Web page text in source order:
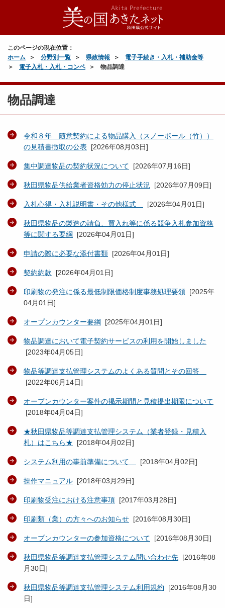
このページの現在位置：
ホーム
分野別一覧 県政情報
電子手続き・入札・補助金等
電子入札・入札・コンペ
物品調達
物品調達
令和８年 随意契約による物品購入（スノーポール（竹））
の見積書徴取の公表 [2026年08月03日]
集中調達物品の契約状況について [2026年07月16日]
秋田県物品供給業者資格効力の停止状況 [2026年07月09日]
入札心得・入札説明書・その他様式 [2026年04月01日]
秋田県物品の製造の請負、買入れ等に係る競争入札参加資格
等に関する要綱
[2026年04月01日]
申請の際に必要な添付書類 [2026年04月01日]
契約約款 [2026年04月01日]
印刷物の発注に係る最低制限価格制度事務処理要領 [2025年
04月01日]
オープンカウンター要綱 [2025年04月01日]
物品調達において電子契約サービスの利用を開始しました
[2023年04月05日]
物品等調達支払管理システムのよくある質問とその回答
[2022年06月14日]
オープンカウンター案件の掲示期間と見積提出期限について
[2018年04月04日]
★秋田県物品等調達支払管理システム（業者登録・見積入
札）はこちら★ [2018年04月02日]
システム利用の事前準備について [2018年04月02日]
操作マニュアル [2018年03月29日]
印刷物受注における注意事項 [2017年03月28日]
印刷類（業）の方々へのお知らせ [2016年08月30日]
オープンカウンターの参加資格について [2016年08月30日]
秋田県物品等調達支払管理システム問い合わせ先 [2016年08
月30日]
秋田県物品等調達支払管理システム利用規約 [2016年08月30
日]